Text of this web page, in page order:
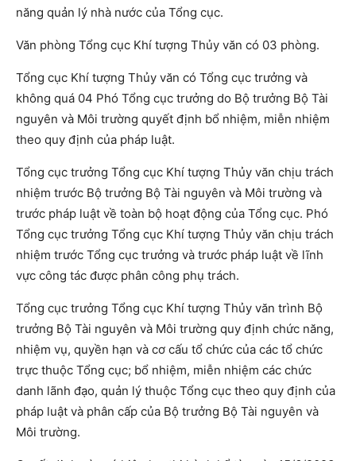
năng quản lý nhà nước của Tổng cục.
Văn phòng Tổng cục Khí tượng Thủy văn có 03 phòng.
Tổng cục Khí tượng Thủy văn có Tổng cục trưởng và
không quá 04 Phó Tổng cục trưởng do Bộ trưởng Bộ Tài
nguyên và Môi trường quyết định bổ nhiệm, miễn nhiệm
theo quy định của pháp luật.
Tổng cục trưởng Tổng cục Khí tượng Thủy văn chịu trách
nhiệm trước Bộ trưởng Bộ Tài nguyên và Môi trường và
trước pháp luật về toàn bộ hoạt động của Tổng cục. Phó
Tổng cục trưởng Tổng cục Khí tượng Thủy văn chịu trách
nhiệm trước Tổng cục trưởng và trước pháp luật về lĩnh
vực công tác được phân công phụ trách.
Tổng cục trưởng Tổng cục Khí tượng Thủy văn trình Bộ
trưởng Bộ Tài nguyên và Môi trường quy định chức năng,
nhiệm vụ, quyền hạn và cơ cấu tổ chức của các tổ chức
trực thuộc Tổng cục; bổ nhiệm, miễn nhiệm các chức
danh lãnh đạo, quản lý thuộc Tổng cục theo quy định của
pháp luật và phân cấp của Bộ trưởng Bộ Tài nguyên và
Môi trường.